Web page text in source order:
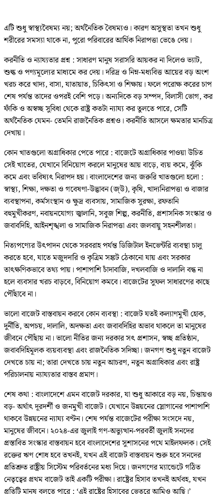
এটি শুধু স্বাস্থ্যবৈষম্য নয়; অর্থনৈতিক বৈষম্যও। কারণ অসুস্থতা তখন শুধু
শরীরের সমস্যা থাকে না, পুরো পরিবারের আর্থিক নিরাপত্তা ভেঙে দেয়।
করনীতি ও ন্যায্যতার প্রশ্ন : সাধারণ মানুষ সরাসরি আয়কর না দিলেও ভ্যাট,
শুল্ক ও পণ্যমূল্যের মাধ্যমে কর দেয়। দরিদ্র ও নিম্ন-মধ্যবিত্ত আয়ের বড় অংশ
খরচ করে খাদ্য, বাসা, যাতায়াত, চিকিৎসা ও শিক্ষায়। ফলে পরোক্ষ করের চাপ
শেষ পর্যন্ত তাদের ওপরই বেশি পড়ে। অন্যদিকে বড় সম্পদ, বিলাসী ভোগ, কর
ফাঁকি ও অস্বচ্ছ সুবিধা থেকে রাষ্ট্র কতটা ন্যায্য কর তুলতে পারে, সেটি
অর্থনৈতিক যেমন- তেমনি রাজনৈতিক প্রশ্নও। করনীতি আসলে ক্ষমতার মানচিত্র
দেখায়।
কোন খাতগুলো অগ্রাধিকার পেতে পারে : বাজেটে অগ্রাধিকার পাওয়া উচিত
সেই খাতের, যেখানে বিনিয়োগ করলে মানুষের আয় বাড়ে, ব্যয় কমে, ঝুঁকি
কমে এবং ভবিষ্যৎ নিরাপদ হয়। বাংলাদেশের জন্য জরুরি খাতগুলো হলো :
স্বাস্থ্য, শিক্ষা, দক্ষতা ও গবেষণা-উদ্ভাবন (জ্উ), কৃষি, খাদ্যনিরাপত্তা ও বাজার
ব্যবস্থাপনা, কর্মসংস্থান ও ক্ষুদ্র ব্যবসায়, সামাজিক সুরক্ষা, রফতানি
বহুমুখীকরণ, নবায়নযোগ্য জ্বালানি, সবুজ শিল্প, করনীতি, প্রশাসনিক সংস্কার ও
জবাবদিহি, আইনশৃঙ্খলা ও সামাজিক নিরাপত্তা এবং জলবায়ু সহনশীলতা।
নিত্যপণ্যের উৎপাদন থেকে সরবরাহ পর্যন্ত ডিজিটাল ইনভেন্টরি ব্যবস্থা চালু
করতে হবে, যাতে মজুদদারি ও কৃত্রিম সঙ্কট ঠেকানো যায় এবং সরকার
তাৎক্ষণিকভাবে তথ্য পায়। পাশাপাশি চাঁদাবাজি, দখলবাজি ও দালালি বন্ধ না
হলে ব্যবসার খরচ বাড়বে, বিনিয়োগ কমবে। বাজেটের সুফল সাধারণের কাছে
পৌঁছাবে না।
ভালো বাজেট বাস্তবায়ন করবে কোন ব্যবস্থা : বাজেট যতই কল্যাণমুখী হোক,
দুর্নীতি, অপচয়, দালালি, অদক্ষতা এবং জবাবদিহির অভাব থাকলে তা মানুষের
জীবনে পৌঁছায় না। ভালো নীতির জন্য দরকার সৎ প্রশাসন, স্বচ্ছ প্রতিষ্ঠান,
জবাবদিহিমূলক ব্যয়ব্যবস্থা এবং রাজনৈতিক সদিচ্ছা। জনগণ শুধু নতুন বাজেট
দেখতে চায় না; তারা দেখতে চায় নতুন আচরণ, নতুন অগ্রাধিকার এবং রাষ্ট্র
পরিচালনায় ন্যায্যতার বাস্তব প্রমাণ।
শেষ কথা : বাংলাদেশে এমন বাজেট দরকার, যা শুধু আকারে বড় নয়, চিন্তায়ও
বড়- অর্থাৎ দূরদর্শী ও জনমুখী বাজেট। যেখানে উন্নয়নের স্লোগানের পাশাপাশি
থাকবে উন্নয়নের ন্যায্য বণ্টন। শেষ পর্যন্ত বাজেটের পরীক্ষা সংসদে নয়,
মানুষের জীবনে। ২০২৪-এর জুলাই গণ-অভ্যুত্থান-পরবর্তী জুলাই সনদের
প্রস্তাবিত সংস্কার বাস্তবায়ন হবে বাংলাদেশের সুশাসনের পথে মাইলফলক। সেই
রক্তের ঋণ শোধ হবে তখনই, যখন এই বাজেট বাস্তবায়ন শুরু হবে সনদের
প্রতিশ্রুত রাষ্ট্রীয় সিস্টেম পরিবর্তনের মধ্য দিয়ে। জনগণের ম্যান্ডেটে গঠিত
নেতৃত্বের প্রথম বাজেট তাই একটি পরীক্ষা। রাষ্ট্রের হিসাব তখনই অর্থবহ, যখন